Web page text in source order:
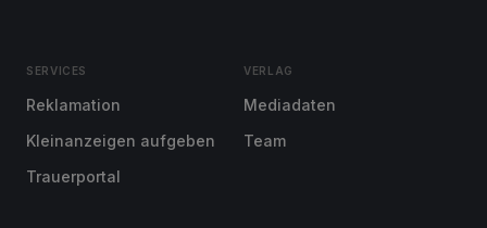
SERVICES
Reklamation
Kleinanzeigen aufgeben
Trauerportal
VERLAG
Mediadaten
Team